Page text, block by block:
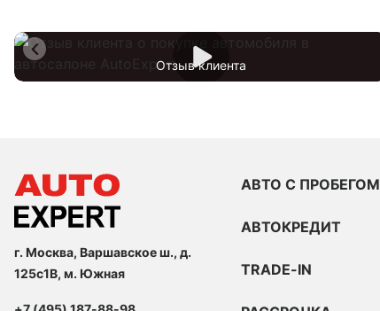
Отзыв клиента
г. Москва, Варшавское ш., д.
125с1В, м. Южная
АВТО С ПРОБЕГОМ
АВТОКРЕДИТ
TRADE-IN